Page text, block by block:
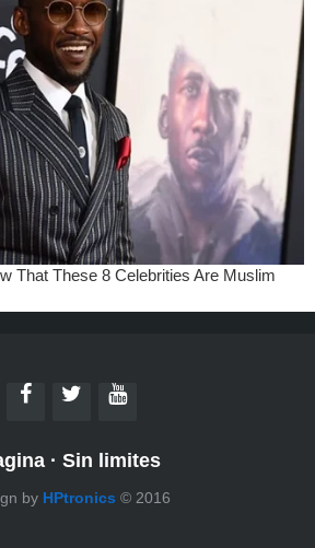
· Sin limites
by HPtronics © 2016